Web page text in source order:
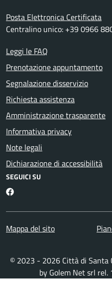
Posta Elettronica Certificata
Centralino unico: +39 0966
Leggi le FAQ
Prenotazione appuntamento
Segnalazione disservizio
Richiesta assistenza
Amministrazione trasparente
Informativa privacy
Note legali
Dichiarazione di accessibilità
SEGUICI SU
Facebook
Mappa del sito
© 2023 - 2026 Città di Santa
by Golem Net srl rel.